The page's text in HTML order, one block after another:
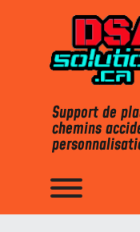
Support de
chemins
Toggle menu